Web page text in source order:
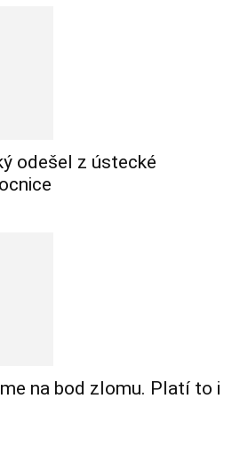
odešel z ústecké
na bod zlomu. Platí to i